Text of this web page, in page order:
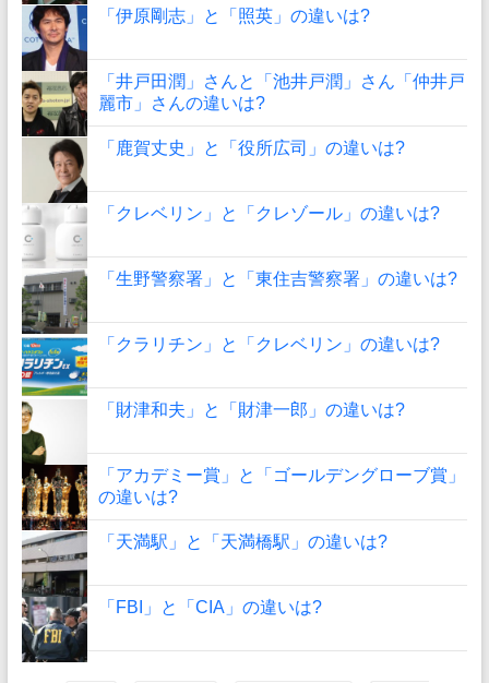
「伊原剛志」と「照英」の違いは?
「井戸田潤」さんと「池井戸潤」さん「仲井戸
麗市」さんの違いは?
「鹿賀丈史」と「役所広司」の違いは?
「クレベリン」と「クレゾール」の違いは?
「生野警察署」と「東住吉警察署」の違いは?
「クラリチン」と「クレベリン」の違いは?
「財津和夫」と「財津一郎」の違いは?
「アカデミー賞」と「ゴールデングローブ賞」
の違いは?
「天満駅」と「天満橋駅」の違いは?
「FBI」と「CIA」の違いは?